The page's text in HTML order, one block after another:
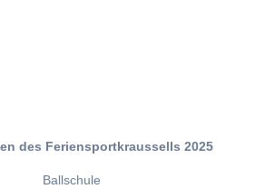
des Feriensportkraussells 2025
Ballschule